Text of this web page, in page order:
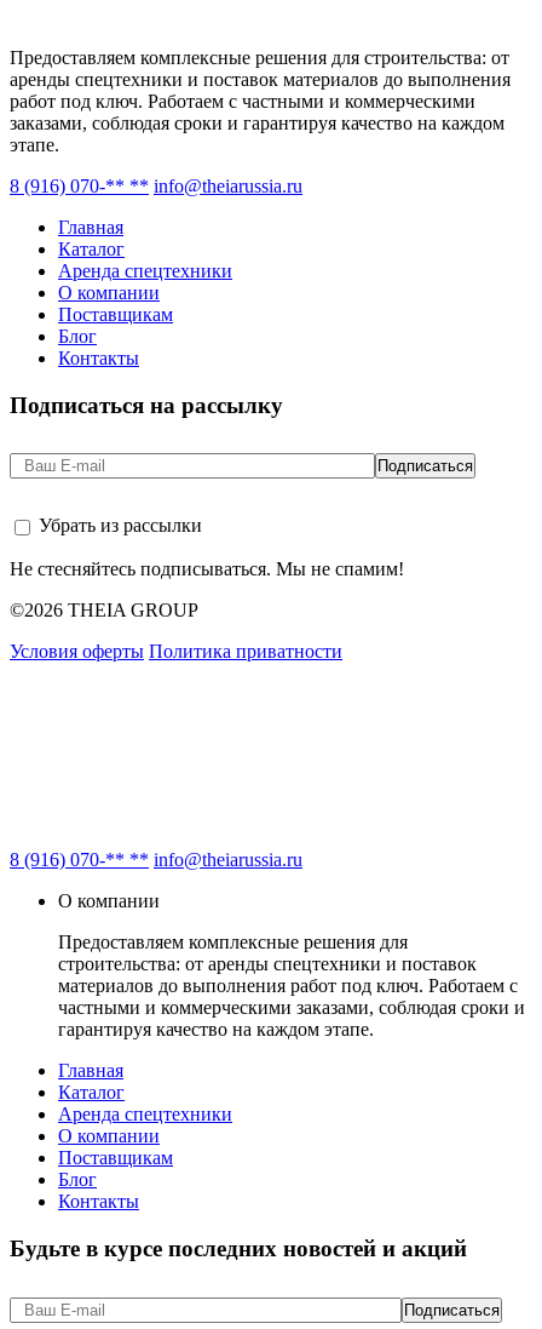
Предоставляем комплексные решения для строительства: от
аренды спецтехники и поставок материалов до выполнения
работ под ключ. Работаем с частными и коммерческими
заказами, соблюдая сроки и гарантируя качество на каждом
этапе.
8 (916) 070-** ** info@theiarussia.ru
Главная
Каталог
Аренда спецтехники
О компании
Поставщикам
Блог
Контакты
Подписаться на рассылку
Убрать из рассылки
Не стесняйтесь подписываться. Мы не спамим!
©2026 THEIA GROUP
Условия оферты Политика приватности
8 (916) 070-** ** info@theiarussia.ru
О компании
Предоставляем комплексные решения для
строительства: от аренды спецтехники и поставок
материалов до выполнения работ под ключ. Работаем с
частными и коммерческими заказами, соблюдая сроки и
гарантируя качество на каждом этапе.
Главная
Каталог
Аренда спецтехники
О компании
Поставщикам
Блог
Контакты
Будьте в курсе последних новостей и акций